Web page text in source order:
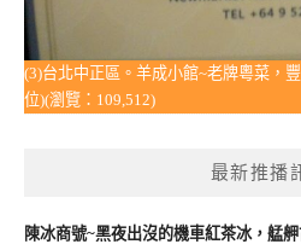
(3)台北中正區。羊成小館~老牌粵菜，
位)(瀏覽：109,512)
最新推播
陳冰商號~黑夜出沒的機車紅茶冰，艋